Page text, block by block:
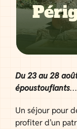
Du 23 au 28
époustouflants…
Un séjour pour
profiter d’un